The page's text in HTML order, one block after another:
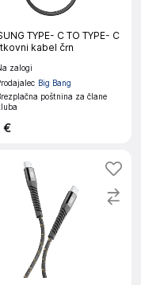
TYPE- C TO TYPE- C
kabel črn
zalogi
Big Bang
poštnina za člane
€